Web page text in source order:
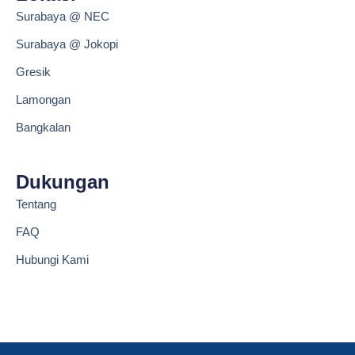
Surabaya @ NEC
Surabaya @ Jokopi
Gresik
Lamongan
Bangkalan
Dukungan
Tentang
FAQ
Hubungi Kami